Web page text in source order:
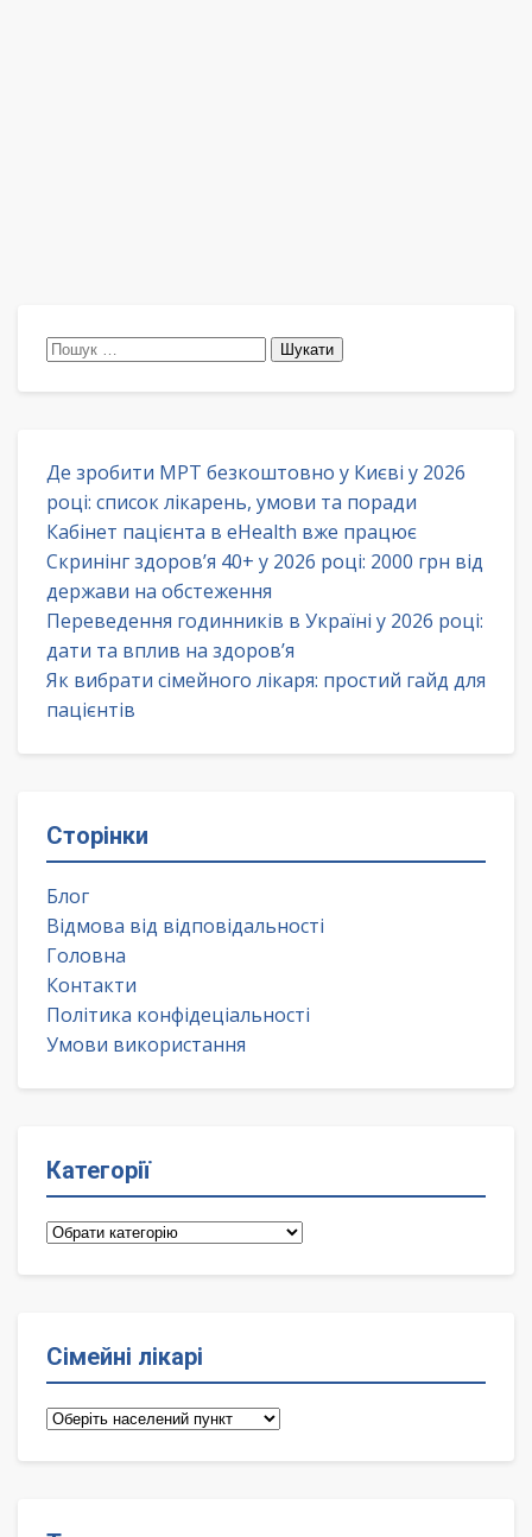
Пошук:
Де зробити МРТ безкоштовно у Києві у 2026
році: список лікарень, умови та поради
Кабінет пацієнта в eHealth вже працює
Скринінг здоров’я 40+ у 2026 році: 2000 грн від
держави на обстеження
Переведення годинників в Україні у 2026 році:
дати та вплив на здоров’я
Як вибрати сімейного лікаря: простий гайд для
пацієнтів
Сторінки
Блог
Відмова від відповідальності
Головна
Контакти
Політика конфідеціальності
Умови використання
Категорії
Категорії
Сімейні лікарі
Сімейні